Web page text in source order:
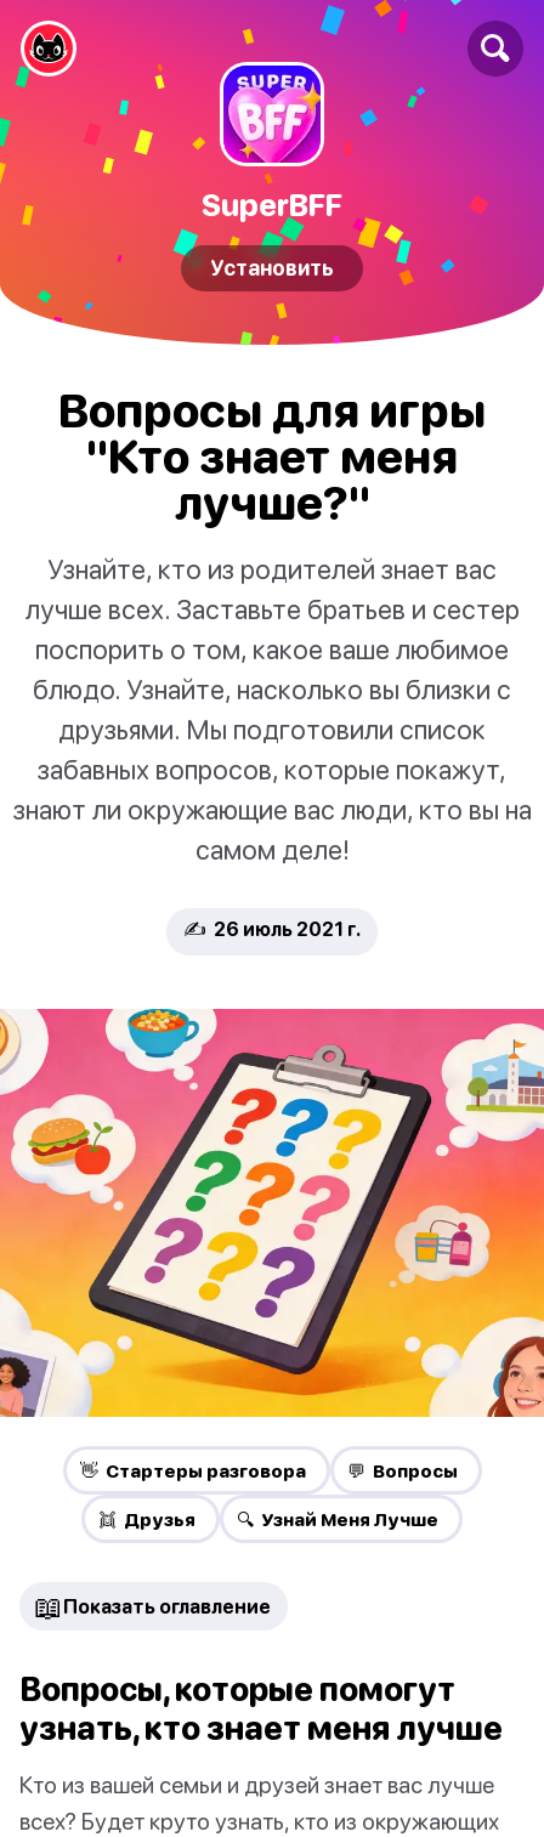
SuperBFF
Установить
Вопросы для игры
"Кто знает меня
лучше?"
Узнайте, кто из родителей знает вас
лучше всех. Заставьте братьев и сестер
поспорить о том, какое ваше любимое
блюдо. Узнайте, насколько вы близки с
друзьями. Мы подготовили список
забавных вопросов, которые покажут,
знают ли окружающие вас люди, кто вы на
самом деле!
✍️ 26 июль 2021 г.
👋 Стартеры разговора 💬 Вопросы
👯 Друзья 🔍 Узнай Меня Лучше
📖 Показать оглавление
Вопросы, которые помогут
узнать, кто знает меня лучше
Кто из вашей семьи и друзей знает вас лучше
всех? Будет круто узнать, кто из окружающих